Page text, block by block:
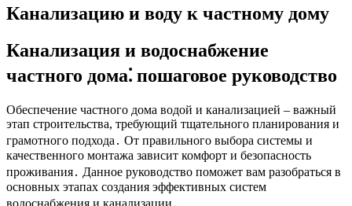
Канализацию и воду к частному дому
Канализация и водоснабжение
частного дома⁚ пошаговое руководство
Обеспечение частного дома водой и канализацией – важный
этап строительства, требующий тщательного планирования и
грамотного подхода․ От правильного выбора системы и
качественного монтажа зависит комфорт и безопасность
проживания․ Данное руководство поможет вам разобраться в
основных этапах создания эффективных систем
водоснабжения и канализации․